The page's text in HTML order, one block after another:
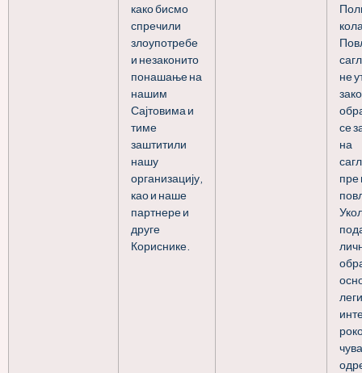
како бисмо
спречили
злоупотребе
и незаконито
понашање на
нашим
Сајтовима и
тиме
заштитили
нашу
организацију,
као и наше
партнере и
друге
Кориснике.
не
се
на
пре